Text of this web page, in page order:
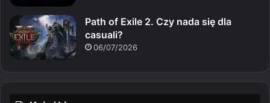
Path of Exile 2. Czy nada się dla
casuali?
06/07/2026